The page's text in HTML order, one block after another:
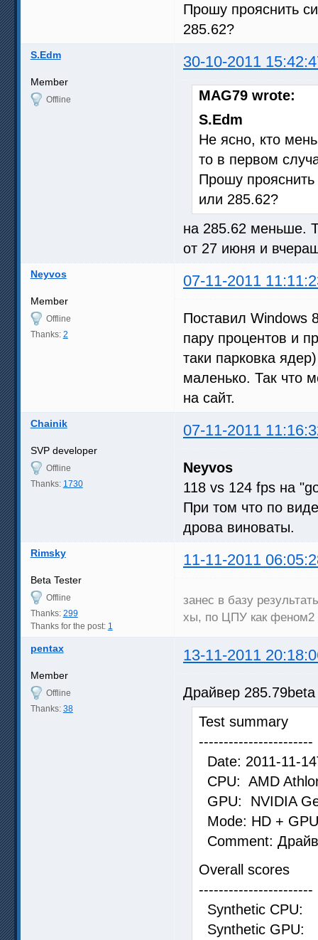
Прошу прояснить
285.62?
S.Edm 30-10-2011
Member
Offline
MAG79 wrote:
S.Edm
Не ясно, кто
то в первом
Прошу
или 285.62?
на 285.62 меньше.
от 27 июня и
Neyvos 07-11-2011
Member
Offline
Thanks: 2
Поставил Windows
пару процентов и
таки парковка
маленько. Так что
на сайт.
Chainik 07-11-2011
SVP developer
Offline
Thanks: 1730
Neyvos
118 vs 124 fps на
При том что по
дрова виноваты.
Rimsky 11-11-2011
Beta Tester
Offline
Thanks: 299
Thanks for the post: 1
занес в базу
хы, по ЦПУ как феном2
pentax 13-11-2011
Member
Offline
Thanks: 38
Драйвер 285.79beta
Test summary
-----------------------
Date: 2011-11-
CPU: AMD
GPU: NVIDIA
Mode: HD +
Comment:
Overall scores
-----------------------
Synthetic
Synthetic